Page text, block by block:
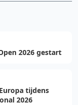
2026 gestart
tijdens
2026